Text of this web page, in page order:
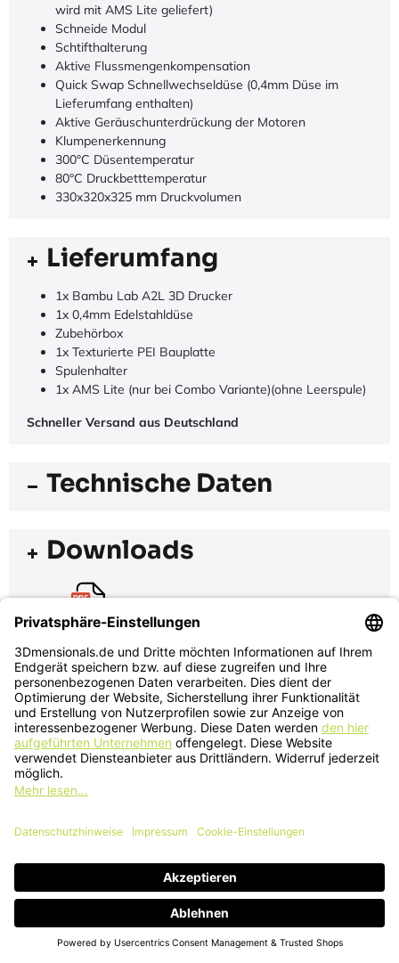
wird mit AMS Lite geliefert)
Schneide Modul
Schtifthalterung
Aktive Flussmengenkompensation
Quick Swap Schnellwechseldüse (0,4mm Düse im
Lieferumfang enthalten)
Aktive Geräuschunterdrückung der Motoren
Klumpenerkennung
300°C Düsentemperatur
80°C Druckbetttemperatur
330x320x325 mm Druckvolumen
Lieferumfang
1x Bambu Lab A2L 3D Drucker
1x 0,4mm Edelstahldüse
Zubehörbox
1x Texturierte PEI Bauplatte
Spulenhalter
1x AMS Lite (nur bei Combo Variante)(ohne Leerspule)
Schneller Versand aus Deutschland
Technische Daten
Downloads
Jetzt beim Newsletter anmelden
Zukünftig von 3Dmensionals per E-Mail informiert werden und
Vorteile sichern.
Drucker, 3D-Scanner, Materialien und Zubehör ausdrücklich zu und